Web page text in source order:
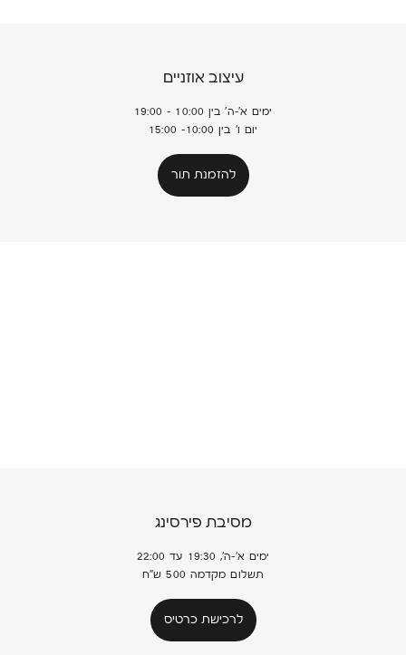
עיצוב אוזניים
ימים א'-ה' בין 10:00 - 19:00
יום ו' בין 10:00- 15:00
להזמנת תור
מסיבת פירסינג
ימים א'-ה', 19:30 עד 22:00
תשלום מקדמה 500 ש"ח
לרכישת כרטיס